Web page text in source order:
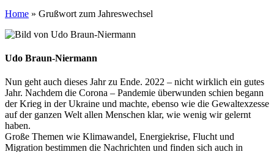
Home » Grußwort zum Jahreswechsel
Udo Braun-Niermann
Nun geht auch dieses Jahr zu Ende. 2022 – nicht wirklich ein gutes
Jahr. Nachdem die Corona – Pandemie überwunden schien begann
der Krieg in der Ukraine und machte, ebenso wie die Gewaltexzesse
auf der ganzen Welt allen Menschen klar, wie wenig wir gelernt
haben.
Große Themen wie Klimawandel, Energiekrise, Flucht und
Migration bestimmen die Nachrichten und finden sich auch in